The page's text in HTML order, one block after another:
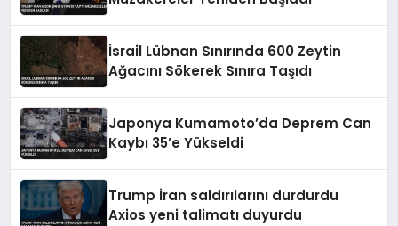
İsrail Lübnan Sınırında 600 Zeytin
Ağacını Sökerek Sınıra Taşıdı
Japonya Kumamoto’da Deprem Can
Kaybı 35’e Yükseldi
Trump İran saldırılarını durdurdu
Axios yeni talimatı duyurdu